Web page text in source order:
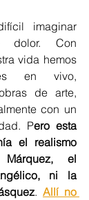
imaginar
dolor. Con
vida hemos
en vivo,
de arte,
con un
Pero esta
el realismo
el
ni la
. Allí no